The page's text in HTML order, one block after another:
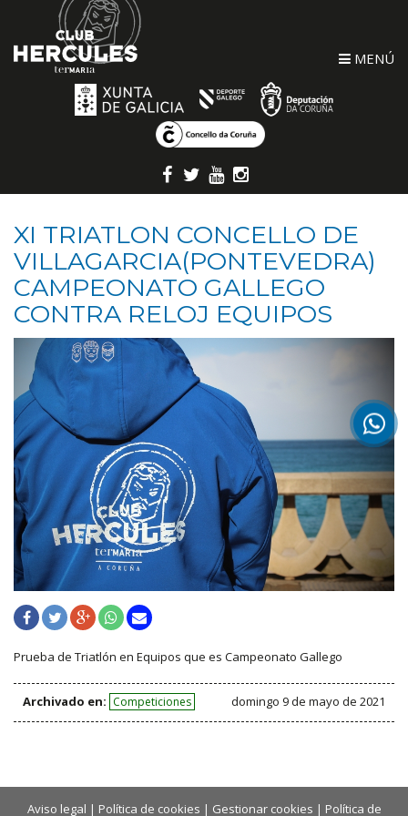
MENÚ
XI TRIATLON CONCELLO DE
VILLAGARCIA(PONTEVEDRA)
CAMPEONATO GALLEGO
CONTRA RELOJ EQUIPOS
Prueba de Triatlón en Equipos que es Campeonato Gallego
Archivado en: Competiciones domingo 9 de mayo de 2021
Aviso legal | Política de cookies | Gestionar cookies | Política de